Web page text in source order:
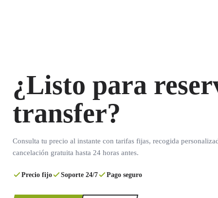
¿Listo para
transfer?
Consulta tu precio al instante con tarifas fijas, recogida
cancelación gratuita hasta 24 horas antes.
Precio fijo Soporte 24/7 Pago seguro